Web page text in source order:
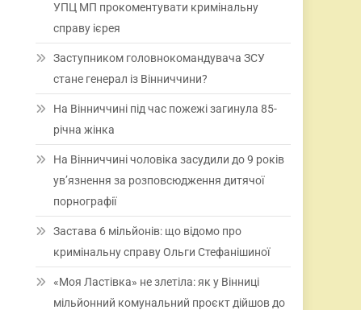
УПЦ МП прокоментувати кримінальну
справу ієрея
Заступником головнокомандувача ЗСУ
стане генерал із Вінниччини?
На Вінниччині під час пожежі загинула 85-
річна жінка
На Вінниччині чоловіка засудили до 9 років
ув’язнення за розповсюдження дитячої
порнографії
Застава 6 мільйонів: що відомо про
кримінальну справу Ольги Стефанішиної
«Моя Ластівка» не злетіла: як у Вінниці
мільйонний комунальний проєкт дійшов до